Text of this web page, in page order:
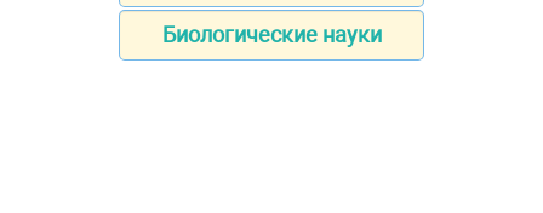
Биологические науки